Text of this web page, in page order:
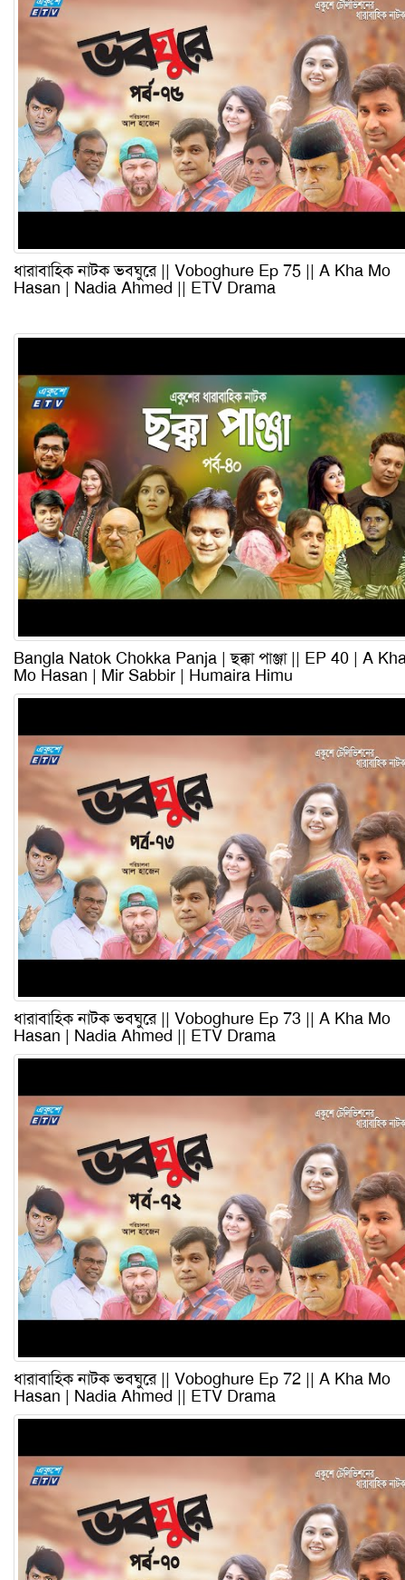
ধারাবাহিক নাটক ভবঘুরে || Voboghure Ep 75 || A Kha Mo
Hasan | Nadia Ahmed || ETV Drama
Bangla Natok Chokka Panja | ছক্কা পাঞ্জা || EP 40 | A
Mo Hasan | Mir Sabbir | Humaira Himu
ধারাবাহিক নাটক ভবঘুরে || Voboghure Ep 73 || A Kha Mo
Hasan | Nadia Ahmed || ETV Drama
ধারাবাহিক নাটক ভবঘুরে || Voboghure Ep 72 || A Kha Mo
Hasan | Nadia Ahmed || ETV Drama